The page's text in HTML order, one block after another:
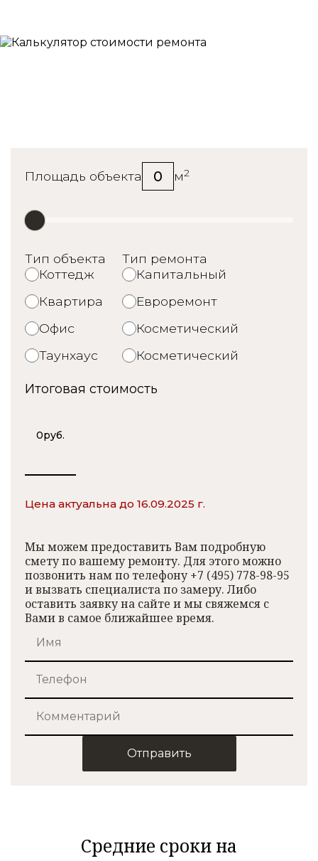
Площадь объекта 0 м2
Тип объекта
Коттедж
Квартира
Офис
Таунхаус
Тип ремонта
Капитальный
Евроремонт
Косметический
Косметический
Итоговая стоимость
0руб.
Цена актуальна до 16.09.2025 г.
Мы можем предоставить Вам подробную
смету по вашему ремонту. Для этого можно
позвонить нам по телефону +7 (495) 778-98-95
и вызвать специалиста по замеру. Либо
оставить заявку на сайте и мы свяжемся с
Вами в самое ближайшее время.
Отправить
Средние сроки на